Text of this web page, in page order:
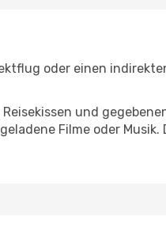
oder einen
und
Filme oder Musik.